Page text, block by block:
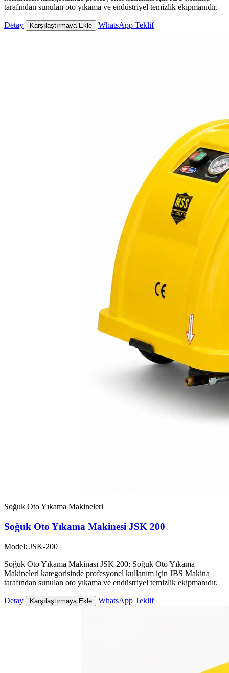
tarafından sunulan oto yıkama ve endüstriyel temizlik ekipmanıdır.
Detay Karşılaştırmaya Ekle WhatsApp Teklif
Soğuk Oto Yıkama Makineleri
Soğuk Oto Yıkama Makinesi JSK 200
Model: JSK-200
Soğuk Oto Yıkama Makinası JSK 200; Soğuk Oto Yıkama
Makineleri kategorisinde profesyonel kullanım için JBS Makina
tarafından sunulan oto yıkama ve endüstriyel temizlik ekipmanıdır.
Detay Karşılaştırmaya Ekle WhatsApp Teklif